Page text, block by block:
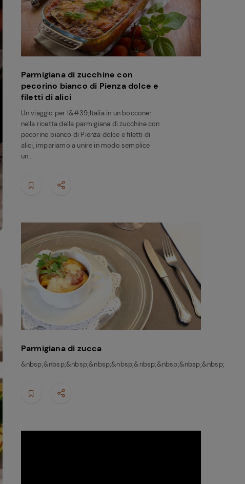
Parmigiana di zucchine con
pecorino bianco di Pienza dolce e
filetti di alici
Un viaggio per l&#39;Italia in un boccone:
nella ricetta della parmigiana di zucchine con
pecorino bianco di Pienza dolce e filetti di
alici, impariamo a unire in modo semplice
un...
Parmigiana di zucca
&nbsp;&nbsp;&nbsp;&nbsp;&nbsp;&nbsp;&nbsp;&nbsp;&nbsp;